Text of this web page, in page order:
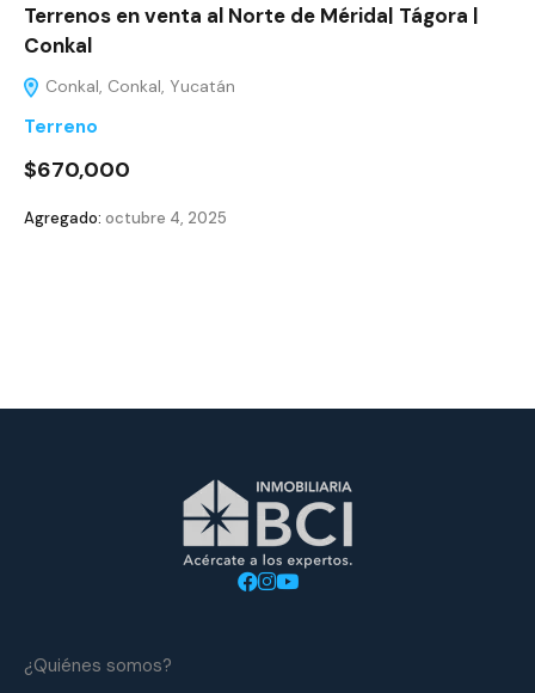
Terrenos en venta al Norte de Mérida| Tágora |
Conkal
Conkal, Conkal, Yucatán
Terreno
$670,000
Agregado: octubre 4, 2025
¿Quiénes somos?